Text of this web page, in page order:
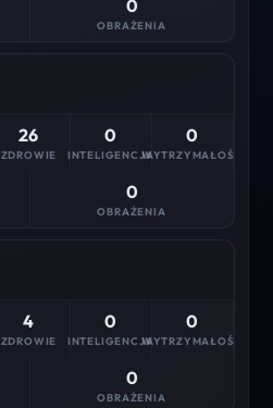
0
OBRAŻENIA
26
ZDROWIE
0
INTELIGENCJA
0
WYTRZYMAŁOŚĆ
0
OBRAŻENIA
4
ZDROWIE
0
INTELIGENCJA
0
WYTRZYMAŁOŚĆ
0
OBRAŻENIA